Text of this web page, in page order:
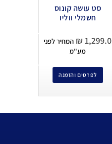
סט עושה קונוס
חשמלי ווליו
₪ 1,299.0
המחיר לפני
מע"מ
לפרטים והזמנה